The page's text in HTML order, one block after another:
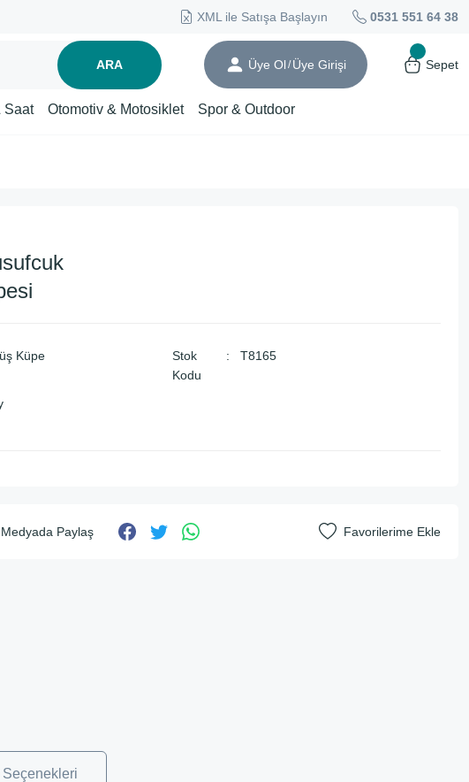
XML ile Satışa Başlayın 0531 551 64 38
ARA Üye Ol/ Üye Girişi Sepet
Saat Otomotiv & Motosiklet Spor & Outdoor
Küpe
Stok
Kodu
T8165
Paylaş
Seçenekleri